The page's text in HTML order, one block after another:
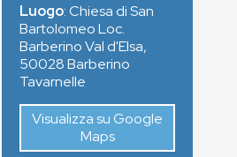
Luogo:Chiesa di San
Bartolomeo Loc.
Barberino Val d'Elsa,
50028Barberino
Tavarnelle
Visualizza su Google
Maps